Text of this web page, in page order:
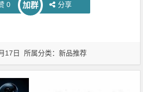
0 加群 分享
17日 所属分类：新品推荐